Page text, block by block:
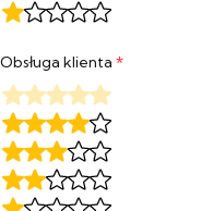
Obsługa klienta *